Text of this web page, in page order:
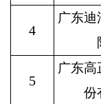
4
广东迪
5
广东高
份